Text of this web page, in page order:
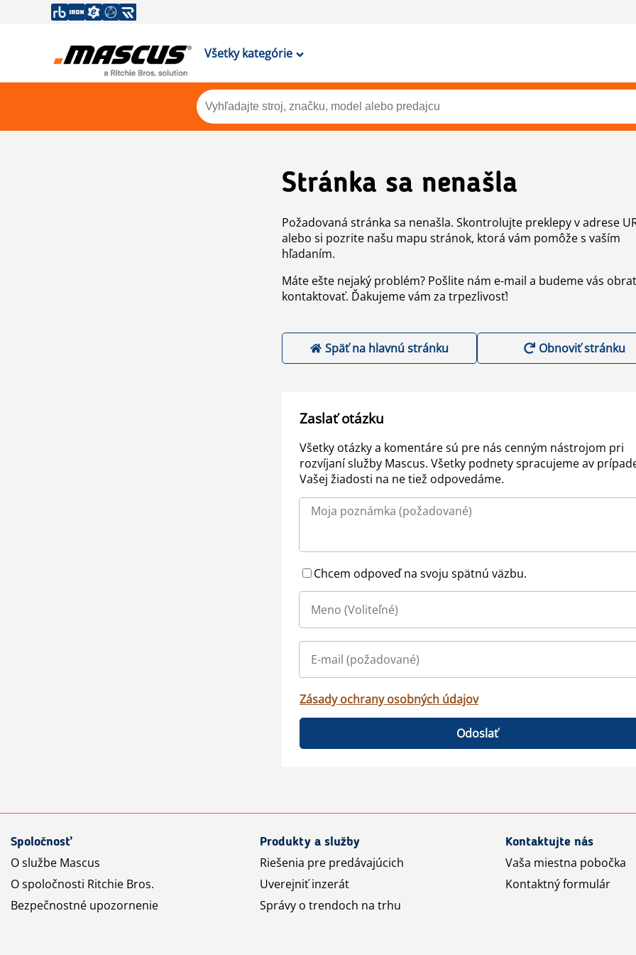
Všetky kategórie
Stránka sa nenašla
Požadovaná stránka sa nenašla. Skontrolujte preklepy v adrese
alebo si pozrite našu mapu stránok, ktorá vám pomôže s vaším
hľadaním.
Máte ešte nejaký problém? Pošlite nám e-mail a budeme vás
kontaktovať. Ďakujeme vám za trpezlivosť!
Späť na hlavnú stránku Obnoviť stránku
Zaslať otázku
Všetky otázky a komentáre sú pre nás cenným nástrojom pri
rozvíjaní služby Mascus. Všetky podnety spracujeme av
Vašej žiadosti na ne tiež odpovedáme.
Chcem odpoveď na svoju spätnú väzbu.
Zásady ochrany osobných údajov
Odoslať
Spoločnosť
O službe Mascus
O spoločnosti Ritchie Bros.
Bezpečnostné upozornenie
Produkty a služby
Riešenia pre predávajúcich
Uverejniť inzerát
Správy o trendoch na trhu
Kontaktujte nás
Vaša miestna pobočka
Kontaktný formulár